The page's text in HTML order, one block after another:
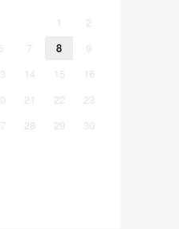
1
2
7 8
9
14 15
16
21 22
23
28 29
30